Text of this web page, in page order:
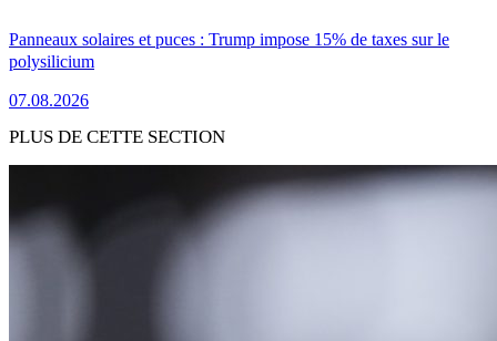
Panneaux solaires et puces : Trump impose 15% de taxes sur le
polysilicium
07.08.2026
PLUS DE CETTE SECTION